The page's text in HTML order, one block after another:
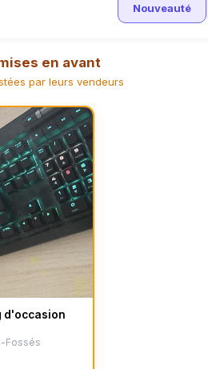
Nouveauté
en avant
par leurs vendeurs
d'occasion
Fossés